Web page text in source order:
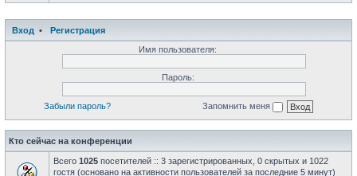
Вход •
Регистрация
Имя пользователя:
Пароль:
Забыли пароль? Запомнить меня
Кто сейчас на конференции
Всего 1025 посетителей :: 3 зарегистрированных, 0 скрытых и 1022
гостя (основано на активности пользователей за последние 5 минут)